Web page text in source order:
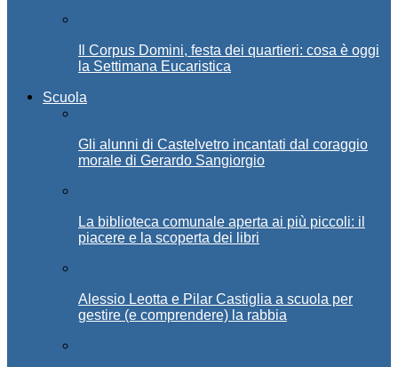
Il Corpus Domini, festa dei quartieri: cosa è oggi
la Settimana Eucaristica
Scuola
Gli alunni di Castelvetro incantati dal coraggio
morale di Gerardo Sangiorgio
La biblioteca comunale aperta ai più piccoli: il
piacere e la scoperta dei libri
Alessio Leotta e Pilar Castiglia a scuola per
gestire (e comprendere) la rabbia